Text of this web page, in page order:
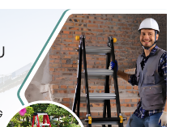
sẽ giới thiệu cho Anh em
mua nhất hiện nay.